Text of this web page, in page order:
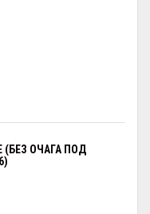
(БЕЗ ОЧАГА ПОД